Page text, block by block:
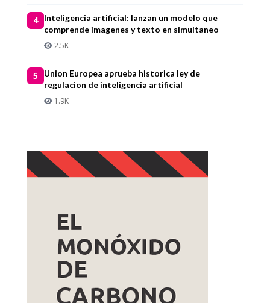
4
Inteligencia artificial: lanzan un modelo que
comprende imagenes y texto en simultaneo
2.5K
5
Union Europea aprueba historica ley de
regulacion de inteligencia artificial
1.9K